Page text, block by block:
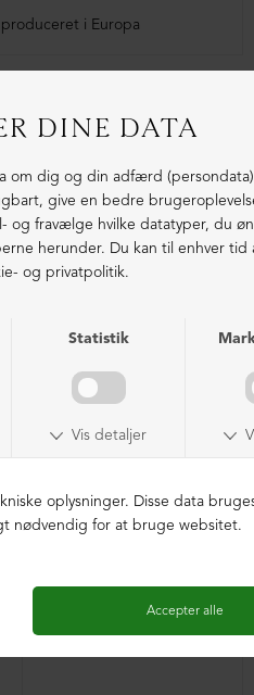
i Europa
NEDSAT
Støvle med front-lynlås
DKK 999,00
DKK 3.399,00